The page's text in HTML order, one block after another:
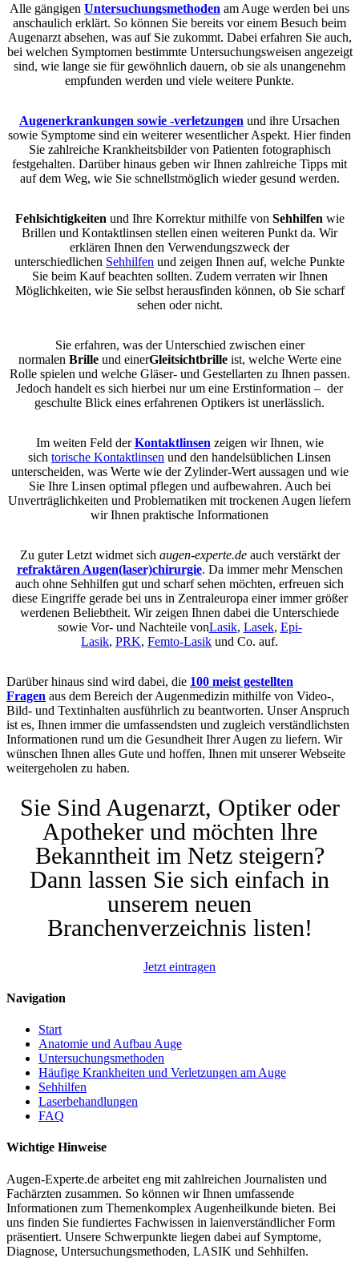
Alle gängigen Untersuchungsmethoden am Auge werden bei uns
anschaulich erklärt. So können Sie bereits vor einem Besuch beim
Augenarzt absehen, was auf Sie zukommt. Dabei erfahren Sie auch,
bei welchen Symptomen bestimmte Untersuchungsweisen angezeigt
sind, wie lange sie für gewöhnlich dauern, ob sie als unangenehm
empfunden werden und viele weitere Punkte.
Augenerkrankungen sowie -verletzungen und ihre Ursachen
sowie Symptome sind ein weiterer wesentlicher Aspekt. Hier finden
Sie zahlreiche Krankheitsbilder von Patienten fotographisch
festgehalten. Darüber hinaus geben wir Ihnen zahlreiche Tipps mit
auf dem Weg, wie Sie schnellstmöglich wieder gesund werden.
Fehlsichtigkeiten und Ihre Korrektur mithilfe von Sehhilfen wie
Brillen und Kontaktlinsen stellen einen weiteren Punkt da. Wir
erklären Ihnen den Verwendungszweck der
unterschiedlichen Sehhilfen und zeigen Ihnen auf, welche Punkte
Sie beim Kauf beachten sollten. Zudem verraten wir Ihnen
Möglichkeiten, wie Sie selbst herausfinden können, ob Sie scharf
sehen oder nicht.
Sie erfahren, was der Unterschied zwischen einer
normalen Brille und einerGleitsichtbrille ist, welche Werte eine
Rolle spielen und welche Gläser- und Gestellarten zu Ihnen passen.
Jedoch handelt es sich hierbei nur um eine Erstinformation – der
geschulte Blick eines erfahrenen Optikers ist unerlässlich.
Im weiten Feld der Kontaktlinsen zeigen wir Ihnen, wie
sich torische Kontaktlinsen und den handelsüblichen Linsen
unterscheiden, was Werte wie der Zylinder-Wert aussagen und wie
Sie Ihre Linsen optimal pflegen und aufbewahren. Auch bei
Unverträglichkeiten und Problematiken mit trockenen Augen liefern
wir Ihnen praktische Informationen
Zu guter Letzt widmet sich augen-experte.de auch verstärkt der
refraktären Augen(laser)chirurgie. Da immer mehr Menschen
auch ohne Sehhilfen gut und scharf sehen möchten, erfreuen sich
diese Eingriffe gerade bei uns in Zentraleuropa einer immer größer
werdenen Beliebtheit. Wir zeigen Ihnen dabei die Unterschiede
sowie Vor- und Nachteile vonLasik, Lasek, Epi-
Lasik, PRK, Femto-Lasik und Co. auf.
Darüber hinaus sind wird dabei, die 100 meist gestellten
Fragen aus dem Bereich der Augenmedizin mithilfe von Video-,
Bild- und Textinhalten ausführlich zu beantworten. Unser Anspruch
ist es, Ihnen immer die umfassendsten und zugleich verständlichsten
Informationen rund um die Gesundheit Ihrer Augen zu liefern. Wir
wünschen Ihnen alles Gute und hoffen, Ihnen mit unserer Webseite
weitergeholen zu haben.
Sie Sind Augenarzt, Optiker oder
Apotheker und möchten lhre
Bekanntheit im Netz steigern?
Dann lassen Sie sich einfach in
unserem neuen
Branchenverzeichnis listen!
Jetzt eintragen
Navigation
Start
Anatomie und Aufbau Auge
Untersuchungsmethoden
Häufige Krankheiten und Verletzungen am Auge
Sehhilfen
Laserbehandlungen
FAQ
Wichtige Hinweise
Augen-Experte.de arbeitet eng mit zahlreichen Journalisten und
Fachärzten zusammen. So können wir Ihnen umfassende
Informationen zum Themenkomplex Augenheilkunde bieten. Bei
uns finden Sie fundiertes Fachwissen in laienverständlicher Form
präsentiert. Unsere Schwerpunkte liegen dabei auf Symptome,
Diagnose, Untersuchungsmethoden, LASIK und Sehhilfen.